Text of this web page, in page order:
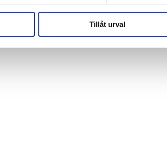
Tillåt urval